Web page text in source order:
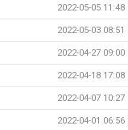
2022-05-05 11:48
2022-05-03 08:51
2022-04-27 09:00
2022-04-18 17:08
2022-04-07 10:27
2022-04-01 06:56